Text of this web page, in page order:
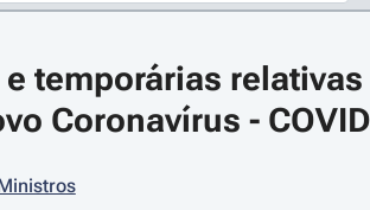
dias do calendário; Use cmd ou ctrl +
temporárias
Coronavírus -